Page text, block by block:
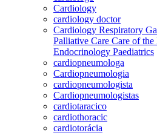
Cardiology
cardiology doctor
Cardiology Respiratory
Palliative Care Care of
Endocrinology Paediatrics
cardiopneumologa
Cardiopneumologia
cardiopneumologista
Cardiopneumologistas
cardiotaracico
cardiothoracic
cardiotorácia